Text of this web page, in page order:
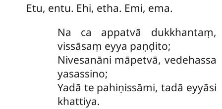
Etu, entu. Ehi, etha. Emi, ema.
Na ca appatvā dukkhantaṃ,
vissāsaṃ eyya paṇḍito;
Nivesanāni māpetvā, vedehassa
yasassino;
Yadā te pahiṇissāmi, tadā eyyāsi
khattiya.